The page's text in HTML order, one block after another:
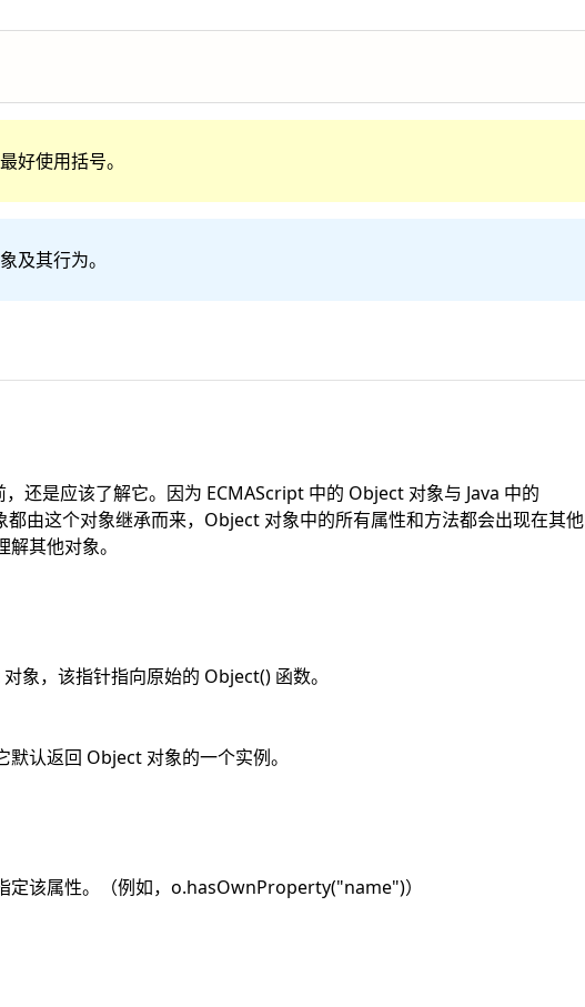
好使用括号。
及其行为。
还是应该了解它。因为 ECMAScript 中的 Object 对象与 Java 中的
由这个对象继承而来，Object 对象中的所有属性和方法都会出现在其他
其他对象。
象，该指针指向原始的 Object() 函数。
认返回 Object 对象的一个实例。
定该属性。（例如，o.hasOwnProperty("name")）